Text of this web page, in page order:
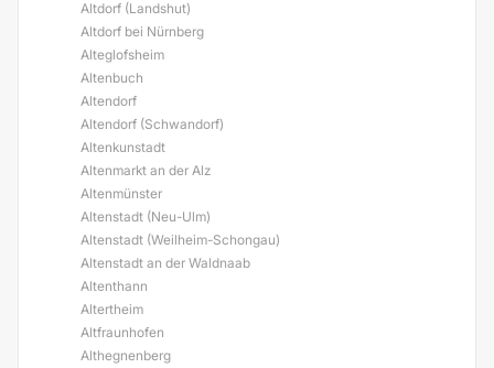
Altdorf (Landshut)
Altdorf bei Nürnberg
Alteglofsheim
Altenbuch
Altendorf
Altendorf (Schwandorf)
Altenkunstadt
Altenmarkt an der Alz
Altenmünster
Altenstadt (Neu-Ulm)
Altenstadt (Weilheim-Schongau)
Altenstadt an der Waldnaab
Altenthann
Altertheim
Altfraunhofen
Althegnenberg